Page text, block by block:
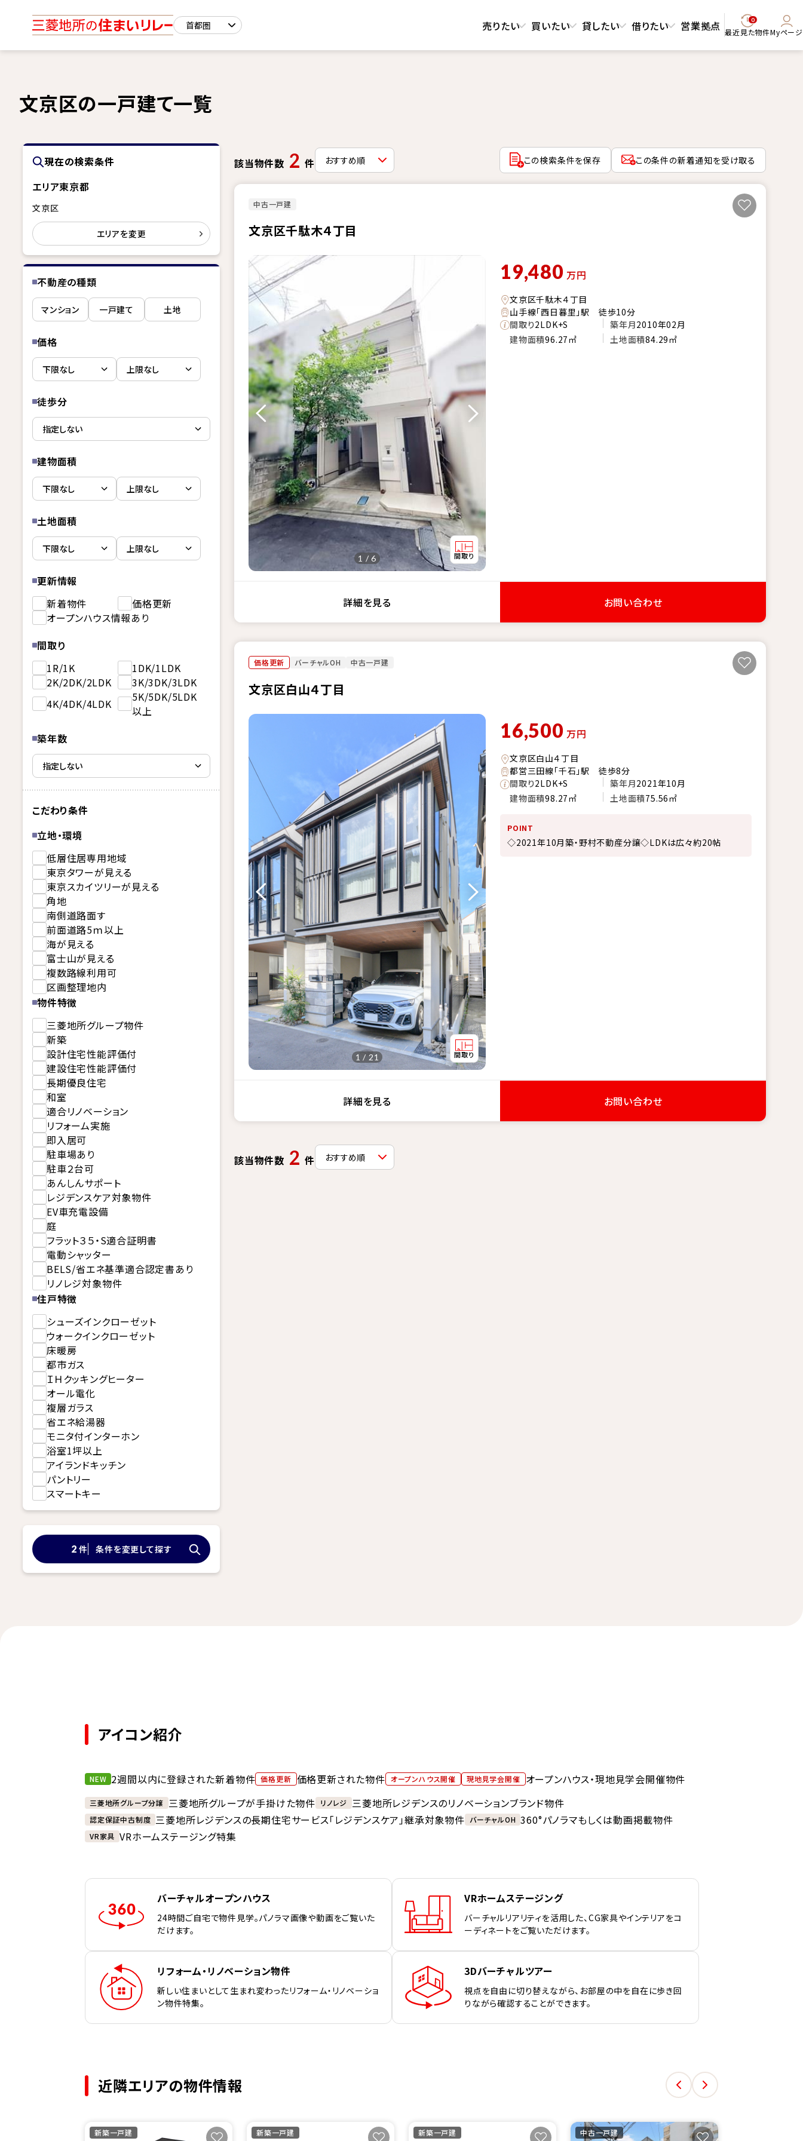
売りたい 買いたい 貸したい 借りたい 営業拠点 0
最近見た物件Myページ
文京区の一戸建て一覧
現在の検索条件
エリア東京都
文京区
エリアを変更
不動産の種類
マンション 一戸建て 土地
価格
徒歩分
建物面積
土地面積
更新情報
新着物件
価格更新
オープンハウス情報あり
間取り
1R/1K
1DK/1LDK
2K/2DK/2LDK
3K/3DK/3LDK
4K/4DK/4LDK
5K/5DK/5LDK
以上
築年数
こだわり条件
立地・環境
低層住居専用地域
東京タワーが見える
東京スカイツリーが見える
角地
南側道路面す
前面道路5ｍ以上
海が見える
富士山が見える
複数路線利用可
区画整理地内
物件特徴
三菱地所グループ物件
新築
設計住宅性能評価付
建設住宅性能評価付
長期優良住宅
和室
適合リノベーション
リフォーム実施
即入居可
駐車場あり
駐車２台可
あんしんサポート
レジデンスケア対象物件
EV車充電設備
庭
フラット３５・S適合証明書
電動シャッター
BELS/省エネ基準適合認定書あり
リノレジ対象物件
住戸特徴
シューズインクローゼット
ウォークインクローゼット
床暖房
都市ガス
ＩＨクッキングヒーター
オール電化
複層ガラス
省エネ給湯器
モニタ付インターホン
浴室1坪以上
アイランドキッチン
パントリー
スマートキー
2 件 条件を変更して探す
該当物件数 2 件 この検索条件を保存 この条件の新着通知を受け取る
中古一戸建
文京区千駄木４丁目
1 / 6
19,480 万円
文京区千駄木４丁目
山手線「西日暮里」駅 徒歩10分
間取り2LDK+S 築年月2010年02月
建物面積96.27㎡ 土地面積84.29㎡
詳細を見る お問い合わせ
価格更新 バーチャルOH 中古一戸建
文京区白山４丁目
1 / 21
16,500 万円
文京区白山４丁目
都営三田線「千石」駅 徒歩8分
間取り2LDK+S 築年月2021年10月
建物面積98.27㎡ 土地面積75.56㎡
POINT
◇2021年10月築・野村不動産分譲◇LDKは広々約20帖
詳細を見る お問い合わせ
該当物件数 2 件
アイコン紹介
NEW 2週間以内に登録された新着物件 価格更新 価格更新された物件 オープンハウス開催 現地見学会開催 オープンハウス・現地見学会開催物件
三菱地所グループ分譲 三菱地所グループが手掛けた物件 リノレジ 三菱地所レジデンスのリノベーションブランド物件
認定保証中古制度 三菱地所レジデンスの長期住宅サービス「レジデンスケア」継承対象物件 バーチャルOH 360°パノラマもしくは動画掲載物件
VR家具 VRホームステージング特集
バーチャルオープンハウス
24時間ご自宅で物件見学。パノラマ画像や動画をご覧いた
だけます。
VRホームステージング
バーチャルリアリティを活用した、CG家具やインテリアをコ
ーディネートをご覧いただけます。
リフォーム・リノベーション物件
新しい住まいとして生まれ変わったリフォーム・リノベーショ
ン物件特集。
3Dバーチャルツアー
視点を自由に切り替えながら、お部屋の中を自在に歩き回
りながら確認することができます。
近隣エリアの物件情報
新築一戸建 新築一戸建 新築一戸建 中古一戸建